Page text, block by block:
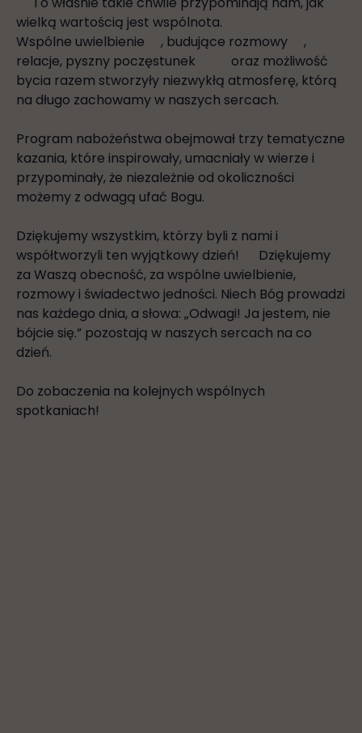
wielką wartością jest wspólnota.
Wspólne uwielbienie
, budujące rozmowy
,
relacje, pyszny poczęstunek
oraz możliwość
bycia razem stworzyły niezwykłą atmosferę, którą
na długo zachowamy w naszych sercach.
Program nabożeństwa obejmował trzy tematyczne
kazania, które inspirowały, umacniały w wierze i
przypominały, że niezależnie od okoliczności
możemy z odwagą ufać Bogu.
Dziękujemy wszystkim, którzy byli z nami i
współtworzyli ten wyjątkowy dzień!
Dziękujemy
za Waszą obecność, za wspólne uwielbienie,
rozmowy i świadectwo jedności. Niech Bóg prowadzi
nas każdego dnia, a słowa: „Odwagi! Ja jestem, nie
bójcie się.” pozostają w naszych sercach na co
dzień.
Do zobaczenia na kolejnych wspólnych
spotkaniach!